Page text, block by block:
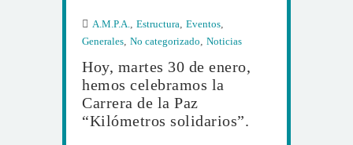
A.M.P.A., Estructura, Eventos,
Generales, No categorizado, Noticias
Hoy, martes 30 de enero,
hemos celebramos la
Carrera de la Paz
“Kilómetros solidarios”.